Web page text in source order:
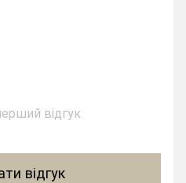
відгук
відгук